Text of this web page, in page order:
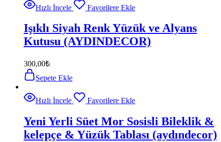
Hızlı İncele Favorilere Ekle
Işıklı Siyah Renk Yüzük ve Alyans
Kutusu (AYDINDECOR)
300,00₺
Sepete Ekle
Hızlı İncele Favorilere Ekle
Yeni Yerli Süet Mor Sosisli Bileklik &
kelepçe & Yüzük Tablası (aydındecor)